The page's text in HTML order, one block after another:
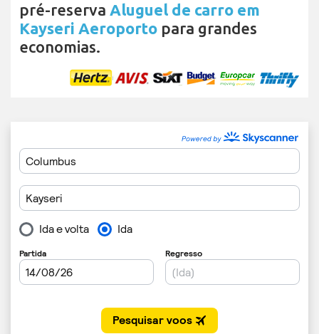
pré-reserva Aluguel de carro em
Kayseri Aeroporto para grandes
economias.